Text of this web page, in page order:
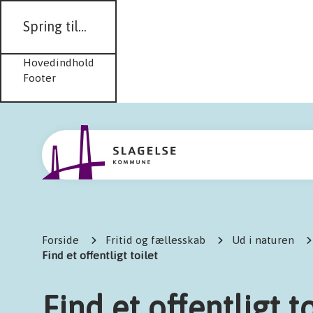
Spring til...
Hovedindhold
Footer
Forside Fritid og fællesskab
Ud i naturen
Find et offentligt toilet